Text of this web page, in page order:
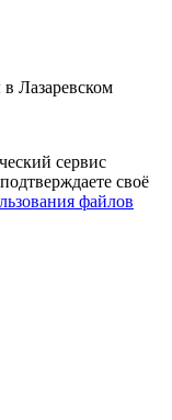
Лазаревском
сервис
своё
файлов